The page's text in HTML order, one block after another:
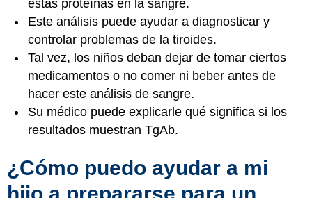
estas proteínas en la sangre.
Este análisis puede ayudar a diagnosticar y
controlar problemas de la tiroides.
Tal vez, los niños deban dejar de tomar ciertos
medicamentos o no comer ni beber antes de
hacer este análisis de sangre.
Su médico puede explicarle qué significa si los
resultados muestran TgAb.
¿Cómo puedo ayudar a mi
hijo a prepararse para un